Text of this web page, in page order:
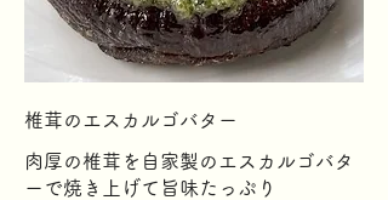
椎茸のエスカルゴバター
肉厚の椎茸を自家製のエスカルゴバタ
ーで焼き上げて旨味たっぷり